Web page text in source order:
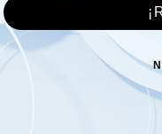
Neumático 235/75R15
Davanti Terratoura A/T